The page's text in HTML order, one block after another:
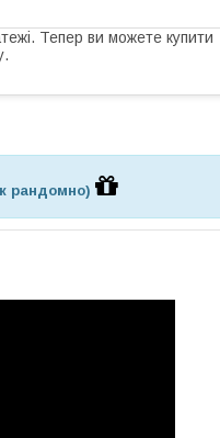
Тепер ви можете купити
рандомно)